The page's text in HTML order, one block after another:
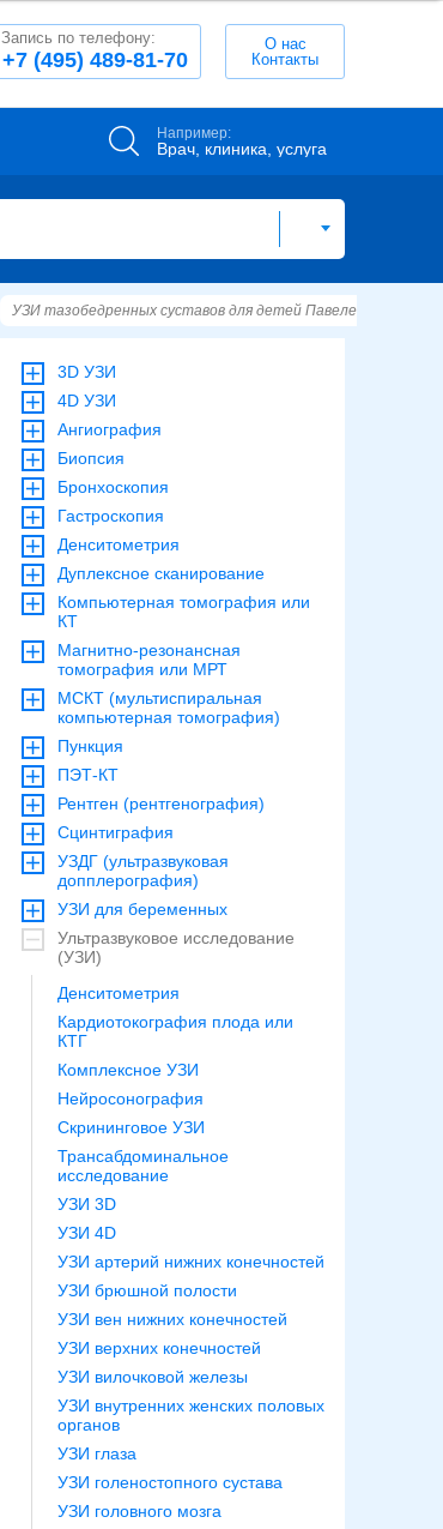
+7 (495) 489-81-70
Запись по телефону:
О нас
Контакты
Например:
Врач, клиника, услуга
УЗИ тазобедренных суставов для детей Павелецкая
3D УЗИ
4D УЗИ
Ангиография
Биопсия
Бронхоскопия
Гастроскопия
Денситометрия
Дуплексное сканирование
Компьютерная томография или
КТ
Магнитно-резонансная
томография или МРТ
МСКТ (мультиспиральная
компьютерная томография)
Пункция
ПЭТ-КТ
Рентген (рентгенография)
Сцинтиграфия
УЗДГ (ультразвуковая
допплерография)
УЗИ для беременных
Ультразвуковое исследование
(УЗИ)
Денситометрия
Кардиотокография плода или
КТГ
Комплексное УЗИ
Нейросонография
Скрининговое УЗИ
Трансабдоминальное
исследование
УЗИ 3D
УЗИ 4D
УЗИ артерий нижних конечностей
УЗИ брюшной полости
УЗИ вен нижних конечностей
УЗИ верхних конечностей
УЗИ вилочковой железы
УЗИ внутренних женских половых
органов
УЗИ глаза
УЗИ голеностопного сустава
УЗИ головного мозга